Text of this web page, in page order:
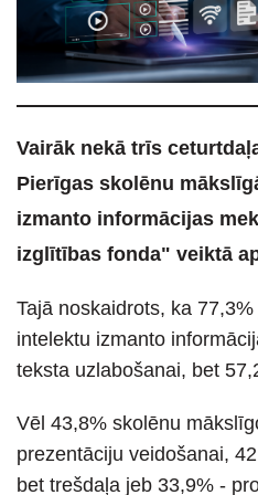
Vairāk nekā trīs
Pierīgas skolēnu
izmanto informācijas
izglītības fonda" veiktā
Tajā noskaidrots, ka
intelektu izmanto
teksta uzlabošanai, bet
Vēl 43,8% skolēnu
prezentāciju veidošanai,
bet trešdaļa jeb 33,9% -